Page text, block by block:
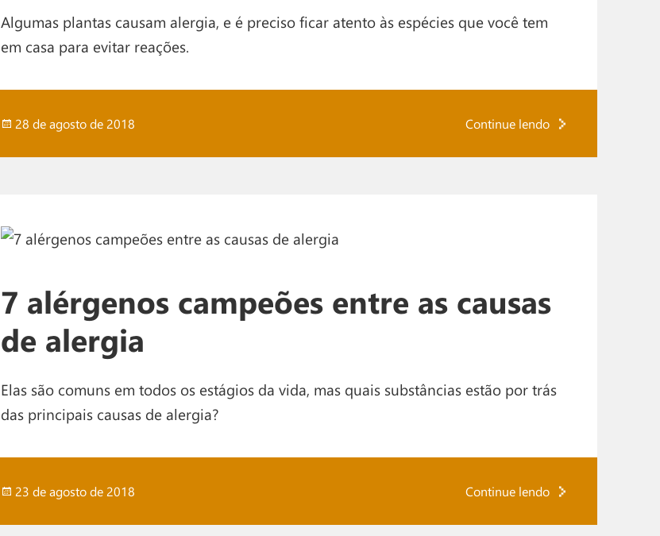
Algumas plantas causam alergia, e é preciso ficar atento às espécies que você tem
em casa para evitar reações.
Publicado
28 de agosto de 2018 Continue lendo
7 alérgenos campeões entre as causas
de alergia
Elas são comuns em todos os estágios da vida, mas quais substâncias estão por trás
das principais causas de alergia?
Publicado
23 de agosto de 2018 Continue lendo